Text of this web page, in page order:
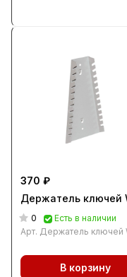
370 ₽
Держатель ключей
0
Есть в наличии
Арт. Держатель ключей
В корзину